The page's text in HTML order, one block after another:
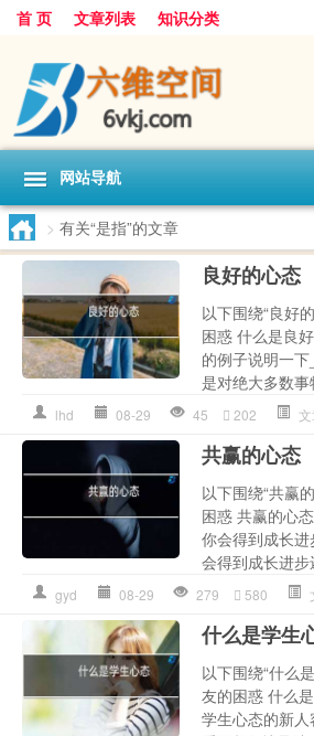
首 页 文章列表 知识分类
网站导航
> 有关“是指”的文章
良好的心态
以下围绕“良好
困惑 什么是良
的例子说明一
是对绝大多数
lhd 08-29 45 202
共赢的心态
以下围绕“共赢
困惑 共赢的心
你会得到成长
会得到成长进
gyd 08-29 279 580
什么是学生
以下围绕“什么
友的困惑 什么
学生心态的新